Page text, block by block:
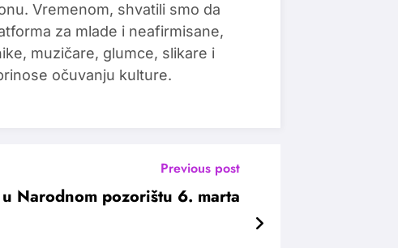
Vremenom, shvatili smo da
za mlade i neafirmisane,
muzičare, glumce, slikare i
očuvanju kulture.
Previous post
Narodnom pozorištu 6. marta